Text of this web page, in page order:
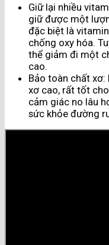
Giữ lại nhiều
giữ được một
đặc biệt là
chống oxy hóa.
thể giảm đi một
cao.
Bảo toàn chất
xơ cao, rất tốt
cảm giác no lâu
sức khỏe đường